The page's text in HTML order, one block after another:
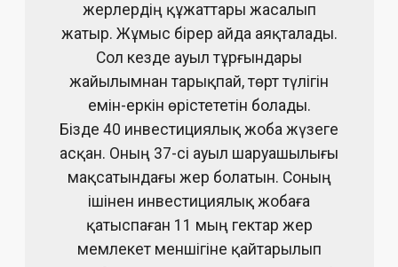
жерлердің құжаттары жасалып
жатыр. Жұмыс бірер айда аяқталады.
Сол кезде ауыл тұрғындары
жайылымнан тарықпай, төрт тү­лігін
емін-еркін өрістететін болады.
Бізде 40 инвестициялық жоба жүзеге
асқан. Оның 37-сі ауыл шаруашылығы
мақсатындағы жер болатын. Соның
ішінен инвестициялық жобаға
қатыспаған 11 мың гектар жер
мемлекет меншігіне қайтарылып